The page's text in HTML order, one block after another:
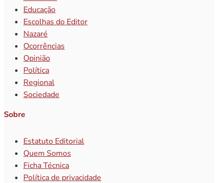
Educação
Escolhas do Editor
Nazaré
Ocorrências
Opinião
Política
Regional
Sociedade
Sobre
Estatuto Editorial
Quem Somos
Ficha Técnica
Política de privacidade